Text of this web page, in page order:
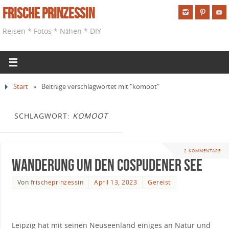
Frische Prinzessin
Reisen * Fotos * Nähen * DIY
Start » Beiträge verschlagwortet mit "komoot"
SCHLAGWORT: KOMOOT
2 KOMMENTARE
Wanderung um den Cospudener See
Von frischeprinzessin April 13, 2023 Gereist
Leipzig hat mit seinen Neuseenland einiges an Natur und